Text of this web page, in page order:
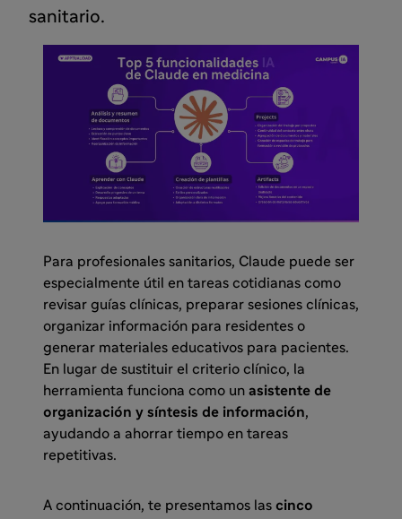
sanitario.
Para profesionales sanitarios, Claude puede ser
especialmente útil en tareas cotidianas como
revisar guías clínicas, preparar sesiones clínicas,
organizar información para residentes o
generar materiales educativos para pacientes.
En lugar de sustituir el criterio clínico, la
herramienta funciona como un asistente de
organización y síntesis de información,
ayudando a ahorrar tiempo en tareas
repetitivas.
A continuación, te presentamos las cinco